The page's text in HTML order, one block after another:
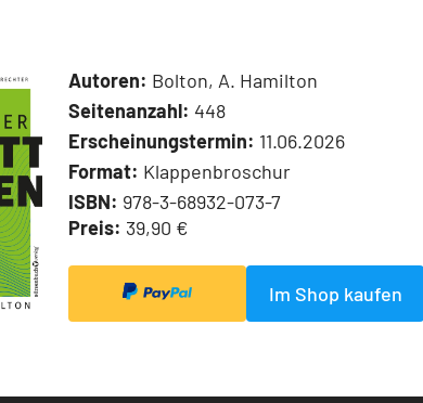
Autoren: Bolton, A. Hamilton
Seitenanzahl: 448
Erscheinungstermin: 11.06.2026
Format: Klappenbroschur
ISBN: 978-3-68932-073-7
Preis: 39,90 €
Im Shop kaufen